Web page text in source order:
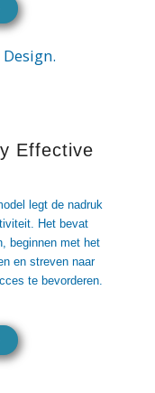
Effective
legt de nadruk
Het bevat
beginnen met het
en streven naar
te bevorderen.